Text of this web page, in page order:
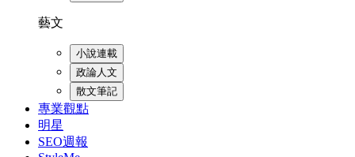
藝文
小說連載
政論人文
散文筆記
專業觀點
明星
SEO週報